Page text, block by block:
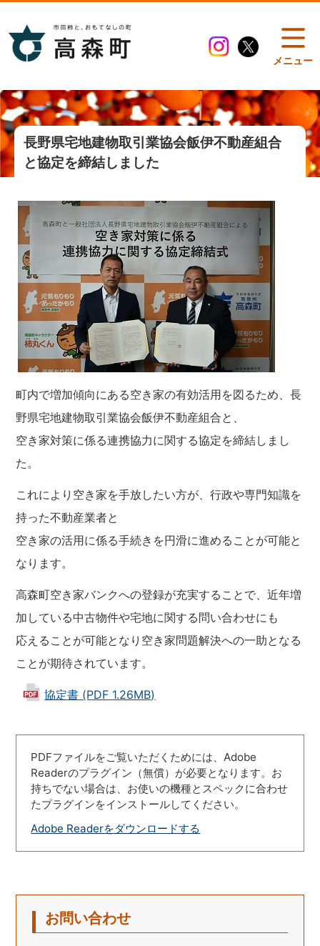
メニュー
長野県宅地建物取引業協会飯伊不動産組合
と協定を締結しました
町内で増加傾向にある空き家の有効活用を図るため、長
野県宅地建物取引業協会飯伊不動産組合と、
空き家対策に係る連携協力に関する協定を締結しまし
た。
これにより空き家を手放したい方が、行政や専門知識を
持った不動産業者と
空き家の活用に係る手続きを円滑に進めることが可能と
なります。
高森町空き家バンクへの登録が充実することで、近年増
加している中古物件や宅地に関する問い合わせにも
応えることが可能となり空き家問題解決への一助となる
ことが期待されています。
協定書 (PDF 1.26MB)
PDFファイルをご覧いただくためには、Adobe
Readerのプラグイン（無償）が必要となります。お
持ちでない場合は、お使いの機種とスペックに合わせ
たプラグインをインストールしてください。
Adobe Readerをダウンロードする
お問い合わせ